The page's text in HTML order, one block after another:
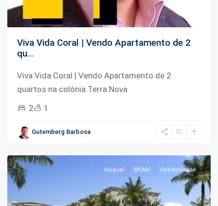
Viva Vida Coral | Vendo Apartamento de 2
qu...
Viva Vida Coral | Vendo Apartamento de 2
quartos na colônia Terra Nova
2
1
Gutemberg Barbosa
Tarumã,
Aluguel MCMV Oportunidade